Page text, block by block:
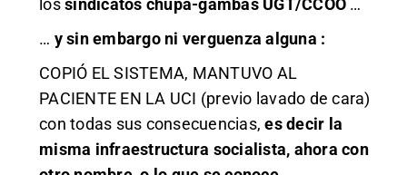
… y sin embargo ni verguenza alguna :
COPIÓ EL SISTEMA, MANTUVO AL
PACIENTE EN LA UCI (previo lavado de cara)
con todas sus consecuencias,es decir la
misma infraestructura socialista, ahora con